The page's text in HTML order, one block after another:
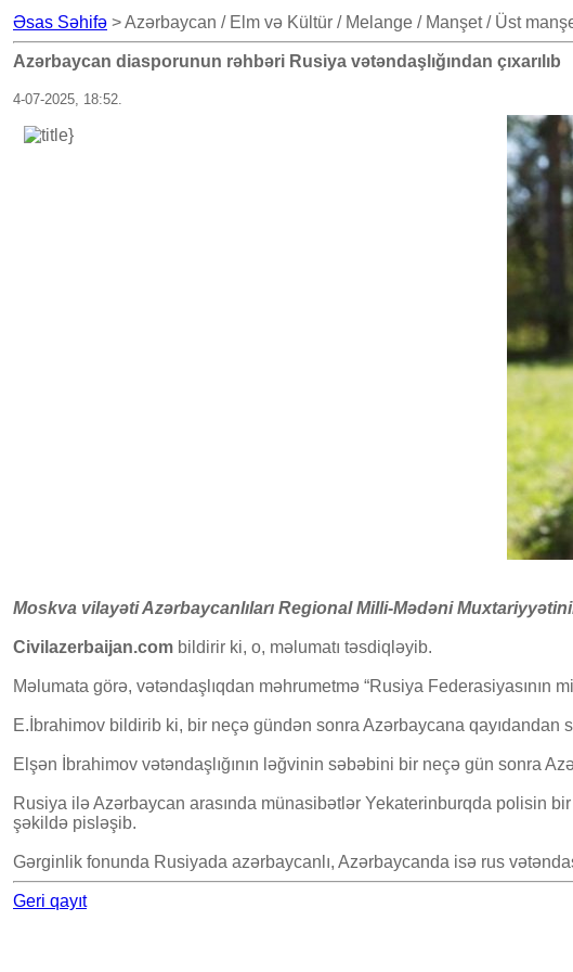
Əsas Səhifə > Azərbaycan / Elm və Kültür / Melange / Manşet / Üst
Azərbaycan diasporunun rəhbəri Rusiya vətəndaşlığından çıxarılıb
4-07-2025, 18:52.
Moskva vilayəti Azərbaycanlıları Regional Milli-Mədəni
Civilazerbaijan.com bildirir ki, o, məlumatı təsdiqləyib.
Məlumata görə, vətəndaşlıqdan məhrumetmə “Rusiya
E.İbrahimov bildirib ki, bir neçə gündən sonra Azərbaycana qayıdandan
Elşən İbrahimov vətəndaşlığının ləğvinin səbəbini bir neçə gün sonra
Rusiya ilə Azərbaycan arasında münasibətlər Yekaterinburqda polisin
şəkildə pisləşib.
Gərginlik fonunda Rusiyada azərbaycanlı, Azərbaycanda isə rus
Geri qayıt